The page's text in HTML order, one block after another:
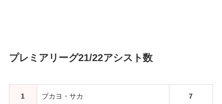
プレミアリーグ21/22アシスト数
1 ブカヨ・サカ 7